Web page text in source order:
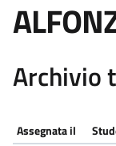
Archivio
Assegnata il